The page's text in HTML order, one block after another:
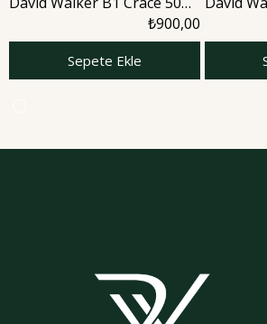
ml Kadın Parfüm | Aromatic
₺900,00
Sepete Ekle
Kadın